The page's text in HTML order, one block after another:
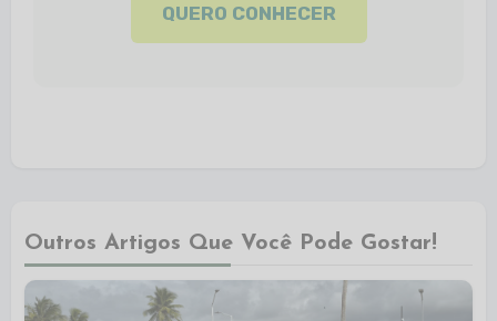
QUERO CONHECER
Outros Artigos Que Você Pode Gostar!